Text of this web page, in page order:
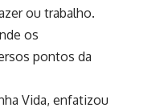
ou trabalho.
os
pontos da
Vida, enfatizou